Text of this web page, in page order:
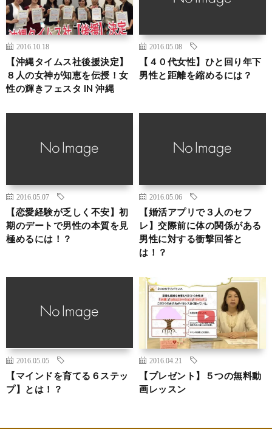
2016.10.18
【沖縄タイムス社後援決定】
８人の女神が知恵を伝授！女
性の輝きフェスタ IN 沖縄
2016.05.08
【４０代女性】ひと回り年下
男性と距離を縮めるには？
2016.05.07
【恋愛経験が乏しく不安】初
期のデートで男性の本質を見
極めるには！？
2016.05.06
【婚活アプリで３人のセフ
レ】交際前に体の関係がある
男性に対する衝撃回答と
は！？
2016.05.05
【マインドを育てる６ステッ
プ】とは！？
2016.04.21
【プレゼント】５つの無料動
画レッスン